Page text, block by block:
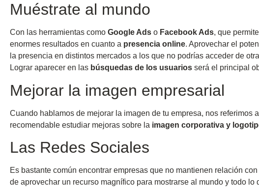
Muéstrate al mundo
Con las herramientas como Google Ads o Facebook Ads, que
enormes resultados en cuanto a presencia online. Aprovechar el
la presencia en distintos mercados a los que no podrías acceder de
Lograr aparecer en las búsquedas de los usuarios será el principal
Mejorar la imagen empresarial
Cuando hablamos de mejorar la imagen de tu empresa, nos referimos
recomendable estudiar mejoras sobre la imagen corporativa y
Las Redes Sociales
Es bastante común encontrar empresas que no mantienen relación
de aprovechar un recurso magnífico para mostrarse al mundo y todo lo